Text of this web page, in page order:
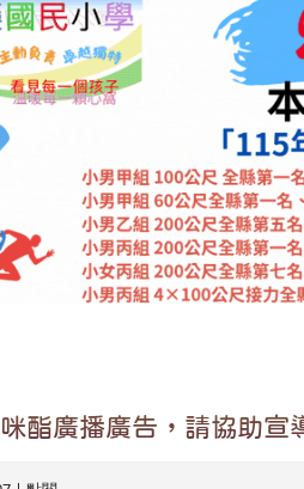
酯廣播廣告，請協助宣